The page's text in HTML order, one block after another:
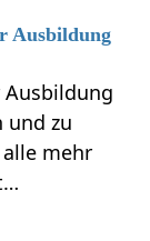
Ausbildung
Ausbildung
und zu
mehr